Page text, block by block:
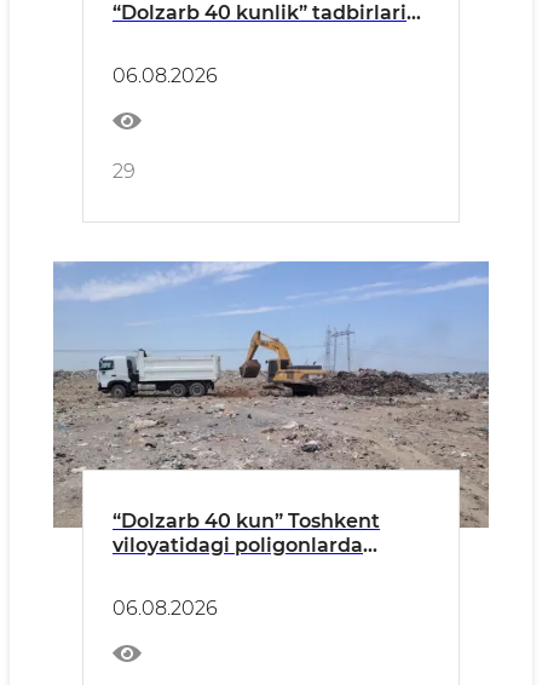
“Dolzarb 40 kunlik” tadbirlari
06.08.2026
29
“Dolzarb 40 kun” Toshkent
viloyatidagi poligonlarda
06.08.2026